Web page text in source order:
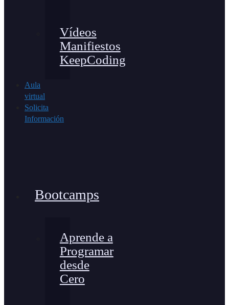
Vídeos
Manifiestos
KeepCoding
Aula
virtual
Solicita
Información
Bootcamps
Aprende a
Programar
desde
Cero